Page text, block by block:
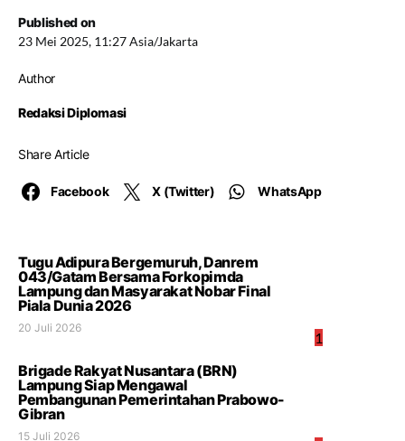
Published on
23 Mei 2025, 11:27 Asia/Jakarta
Author
Redaksi Diplomasi
Share Article
Facebook X (Twitter) WhatsApp
1
Tugu Adipura Bergemuruh, Danrem
043/Gatam Bersama Forkopimda
Lampung dan Masyarakat Nobar Final
Piala Dunia 2026
20 Juli 2026
Brigade Rakyat Nusantara (BRN)
Lampung Siap Mengawal
Pembangunan Pemerintahan Prabowo-
Gibran
15 Juli 2026